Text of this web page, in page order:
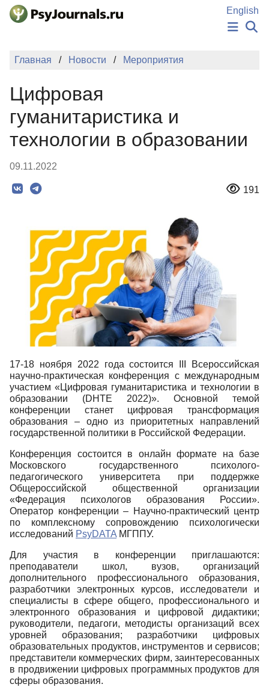
Перейти к основному содержанию
English
НОВОСТИ
ПОДАТЬ РУКОПИСЬ
КЛЮЧЕВЫЕ СЛОВА
Регистрация
Вход
Главная Новости Мероприятия
Цифровая
гуманитаристика и
технологии в образовании
09.11.2022
191
17-18 ноября 2022 года состоится III Всероссийская
научно-практическая конференция с международным
участием «Цифровая гуманитаристика и технологии в
образовании (DHTE 2022)». Основной темой
конференции станет цифровая трансформация
образования – одно из приоритетных направлений
государственной политики в Российской Федерации.
Конференция состоится в онлайн формате на базе
Московского государственного психолого-
педагогического университета при поддержке
Общероссийской общественной организации
«Федерация психологов образования России».
Оператор конференции – Научно-практический центр
по комплексному сопровождению психологически
исследований PsyDATAМГППУ.
Для участия в конференции приглашаются:
преподаватели школ, вузов, организаций
дополнительного профессионального образования,
разработчики электронных курсов, исследователи и
специалисты в сфере общего, профессионального и
электронного образования и цифровой дидактики;
руководители, педагоги, методисты организаций всех
уровней образования; разработчики цифровых
образовательных продуктов, инструментов и сервисов;
представители коммерческих фирм, заинтересованных
в продвижении цифровых программных продуктов для
сферы образования.